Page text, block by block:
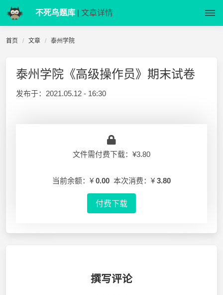
不死鸟题库 | 文章详情
首页 文章 泰州学院
泰州学院《高级操作员》期末试卷
发布于： 2021.05.12 - 16:30
文件需付费下载：¥3.80
当前余额：¥ 0.00 本次消费：¥ 3.80
付费下载
撰写评论